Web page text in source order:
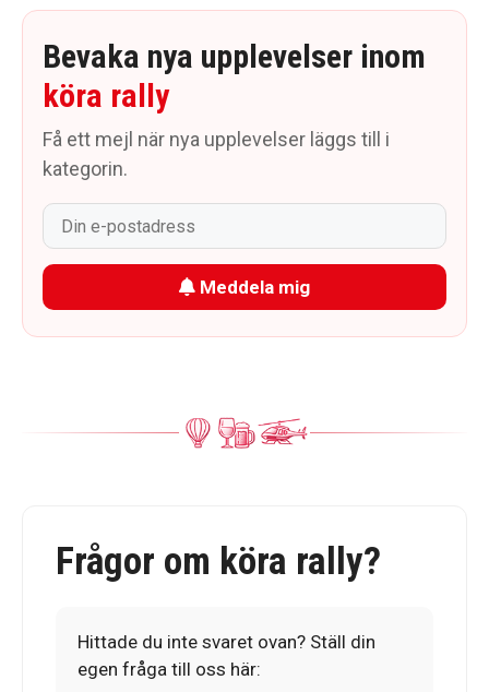
Bevaka nya upplevelser inom
köra rally
Få ett mejl när nya upplevelser läggs till i
kategorin.
Meddela mig
Frågor om köra rally?
Hittade du inte svaret ovan? Ställ din
egen fråga till oss här: